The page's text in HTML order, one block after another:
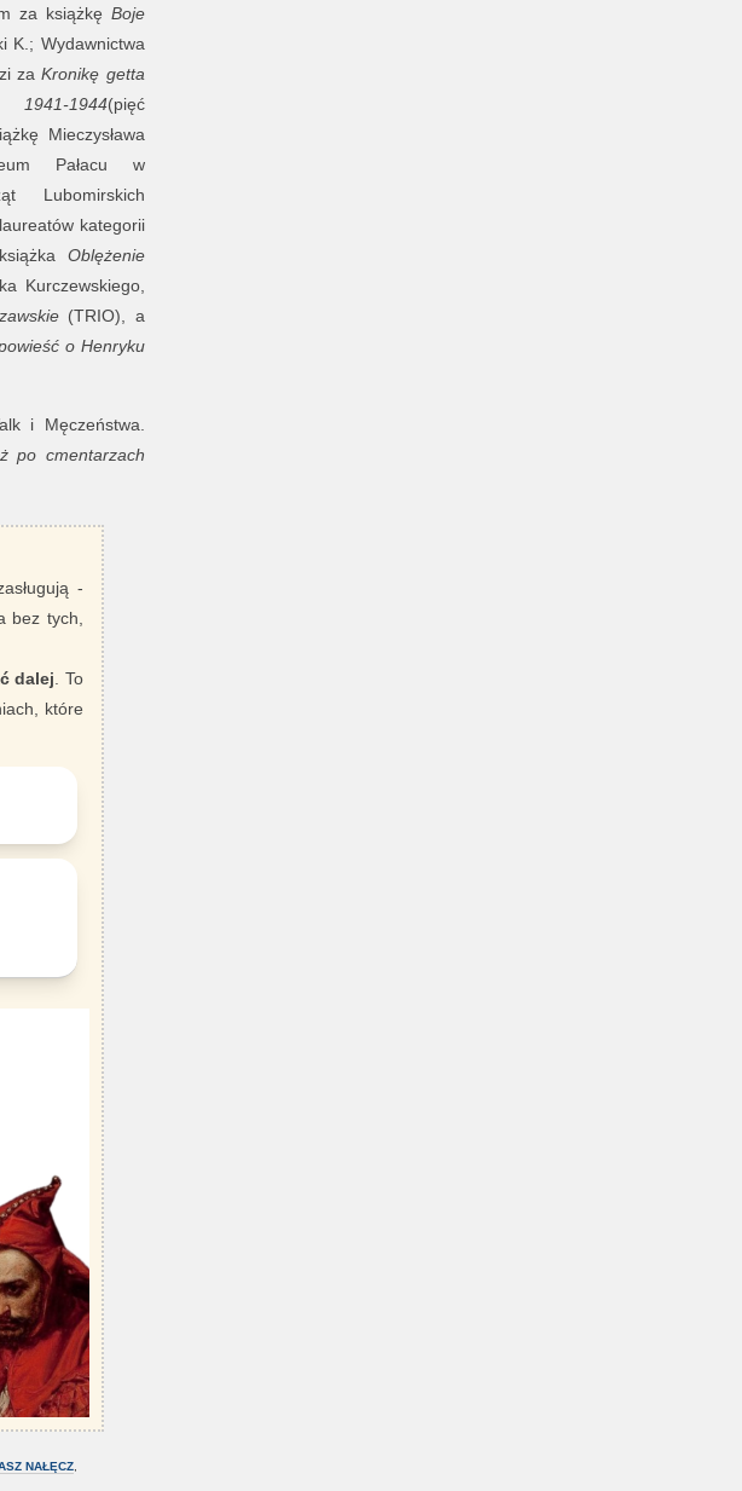
za książkę Boje
K.; Wydawnictwa
zaKronikę getta
1941-1944(pięć
Mieczysława
Pałacu w
Lubomirskich
kategorii
Oblężenie
Kurczewskiego,
(TRIO), a
o Henryku
i Męczeństwa.
po cmentarzach
-
bez tych,
dalej . To
które
NAŁĘCZ,